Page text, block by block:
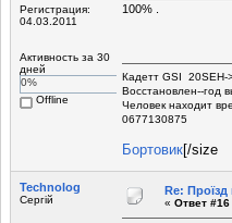
Регистрация:
04.03.2011
Активность за 30
дней
0%
Offline
100% .
Кадетт GSI 20SEH-
Восстановлен--год
Человек находит
0677130875
Бортовик[/size
Technolog
Сергій
Re: Проїзд
« Ответ #16